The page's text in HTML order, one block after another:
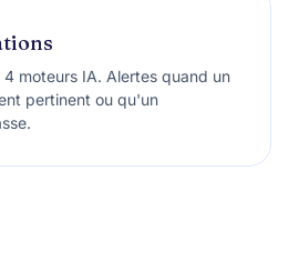
moteurs IA. Alertes quand un
pertinent ou qu'un